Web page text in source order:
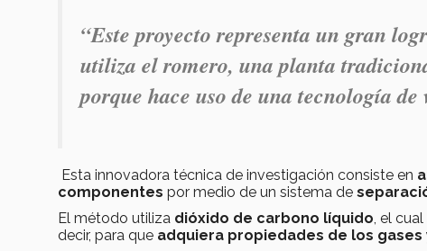
“Este proyecto representa un gran
utiliza el romero, una planta
porque hace uso de una tecnología
Esta innovadora técnica de investigación consiste en
componentes por medio de un sistema de
El método utiliza dióxido de carbono líquido , el
decir, para que adquiera propiedades de los gases